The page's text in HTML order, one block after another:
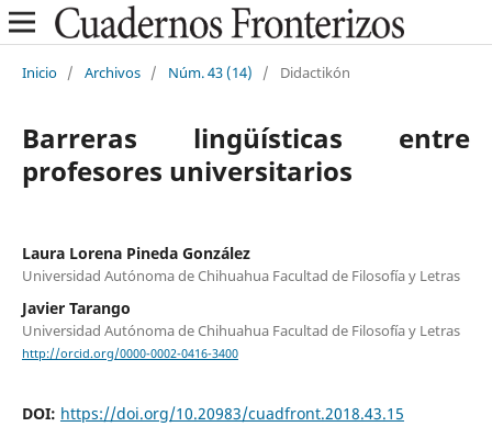
Inicio / Archivos / Núm. 43 (14) / Didactikón
Barreras lingüísticas entre
profesores universitarios
Laura Lorena Pineda González
Universidad Autónoma de Chihuahua Facultad de Filosofía y Letras
Javier Tarango
Universidad Autónoma de Chihuahua Facultad de Filosofía y Letras
http://orcid.org/0000-0002-0416-3400
DOI: https://doi.org/10.20983/cuadfront.2018.43.15